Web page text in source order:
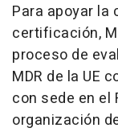
Para apoyar la
certificación,
proceso de
MDR de la UE
con sede en el
organización